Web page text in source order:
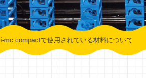
i-mc compactで使用されている材料について